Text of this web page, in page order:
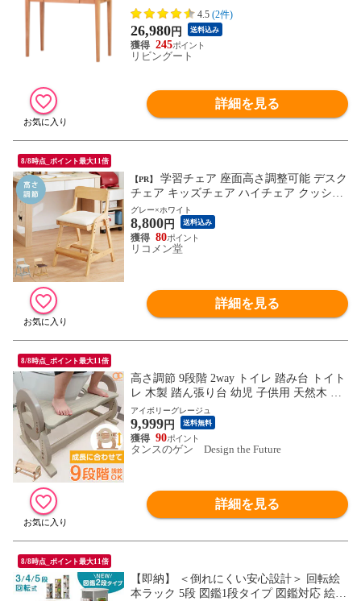
ビング学習 机 コンパクト スリム 奥行50c
m 引き出し 大人 おしゃれ 無垢 ）
4.5 (2件)
26,980円 送料込み
245
リビングート
詳細を見る
8/8時点_ポイント最大11倍
【PR】
チェア キッズチェア ハイチェア クッショ
ン 学習椅子 椅子 いす チェアー 子供 リビ
ング学習 木製 ダイニング チェア【送料無
料】
グレー×ホワイト
8,800円 送料込み
80
リコメン堂
詳細を見る
8/8時点_ポイント最大11倍
高さ調節 9段階 2way トイレ 踏み台 トイト
レ 木製 踏ん張り台 幼児 子供用 天然木 ト
イレトレーニング ステップ台 49600195
〔アイボリー×グレージュ〕【予約】8月下
旬※8/31までに出荷予定
アイボリーグレージュ
9,999円 送料無料
90
タンスのゲン Design the Future
詳細を見る
8/8時点_ポイント最大11倍
【即納】 ＜倒れにくい安心設計＞ 回転絵
本ラック 5段 図鑑1段タイプ 図鑑対応 絵本